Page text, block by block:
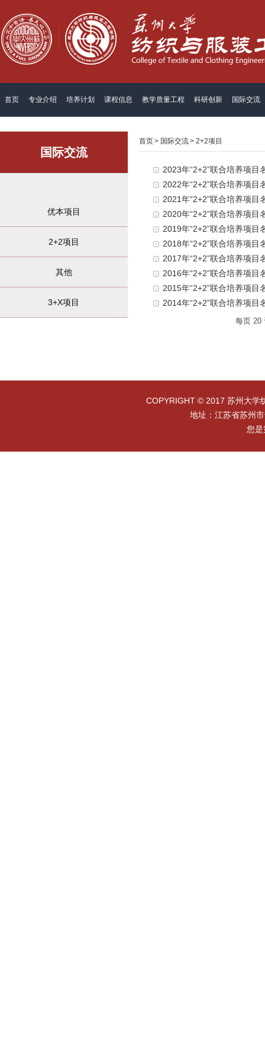
首页 专业介绍 培养计划 课程信息 教学质量工程 科研创新 国际交流
国际交流
优本项目
2+2项目
其他
3+X项目
首页> 国际交流> 2+2项目
2023年“2+2”联合培养项目
2022年“2+2”联合培养项目
2021年“2+2”联合培养项目
2020年“2+2”联合培养项目
2019年“2+2”联合培养项目
2018年“2+2”联合培养项目
2017年“2+2”联合培养项目
2016年“2+2”联合培养项目
2015年“2+2”联合培养项目
2014年“2+2”联合培养项目
每页20
COPYRIGHT © 2017 苏州大学
地址：江苏省苏州
您